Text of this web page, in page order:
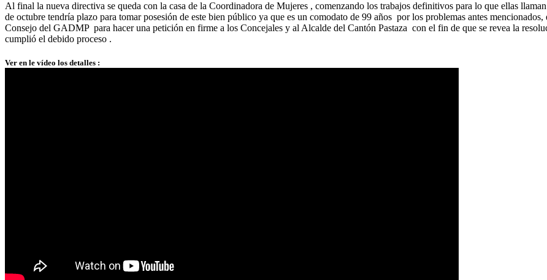
Al final la nueva directiva se queda con la casa de la Coordinadora de Mujeres , comenzando los trabajos definitivos para lo que ellas
de octubre tendría plazo para tomar posesión de este bien público ya que es un comodato de 99 años por los problemas antes
Consejo del GADMP para hacer una petición en firme a los Concejales y al Alcalde del Cantón Pastaza con el fin de que se revea la
cumplió el debido proceso .
Ver en le vídeo los detalles :